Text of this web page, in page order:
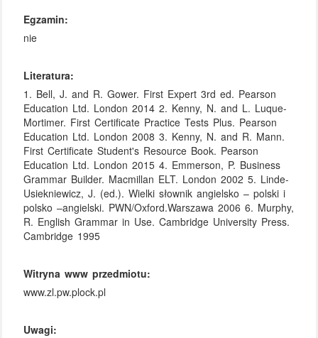
Egzamin:
nie
Literatura:
1. Bell, J. and R. Gower. First Expert 3rd ed. Pearson
Education Ltd. London 2014 2. Kenny, N. and L. Luque-
Mortimer. First Certificate Practice Tests Plus. Pearson
Education Ltd. London 2008 3. Kenny, N. and R. Mann.
First Certificate Student's Resource Book. Pearson
Education Ltd. London 2015 4. Emmerson, P. Business
Grammar Builder. Macmillan ELT. London 2002 5. Linde-
Usiekniewicz, J. (ed.). Wielki słownik angielsko – polski i
polsko –angielski. PWN/Oxford.Warszawa 2006 6. Murphy,
R. English Grammar in Use. Cambridge University Press.
Cambridge 1995
Witryna www przedmiotu:
www.zl.pw.plock.pl
Uwagi: